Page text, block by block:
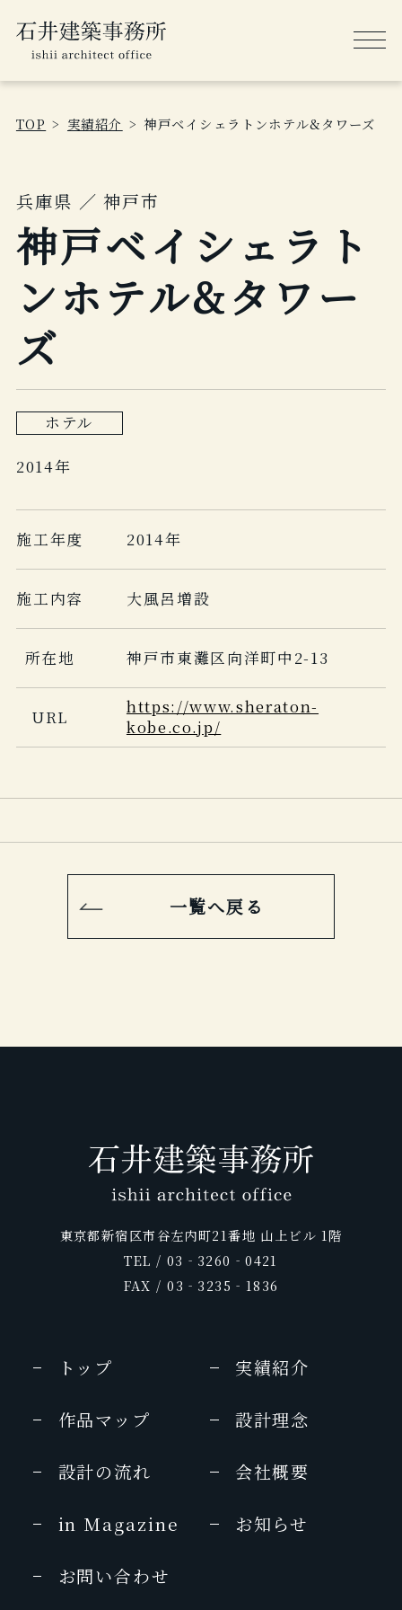
TOP 実績紹介 神戸ベイシェラトンホテル&タワーズ
兵庫県 ／ 神戸市
神戸ベイシェラト
ンホテル&タワー
ズ
ホテル
2014年
施工年度 2014年
施工内容 大風呂増設
所在地 神戸市東灘区向洋町中2-13
URL
https://www.sheraton-
kobe.co.jp/
一覧へ戻る
東京都新宿区市谷左内町21番地 山上ビル 1階
TEL / 03‐3260‐0421
FAX / 03‐3235‐1836
トップ 実績紹介
作品マップ 設計理念
設計の流れ 会社概要
in Magazine お知らせ
お問い合わせ